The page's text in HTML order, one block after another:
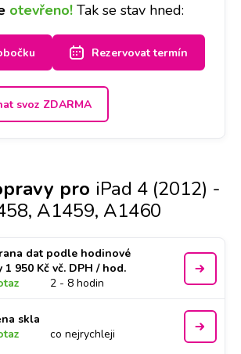
otevřeno! Tak se stav hned:
Rezervovat termín
svoz ZDARMA
pro iPad 4 (2012) -
A1459, A1460
dat podle hodinové
1 950 Kč vč. DPH / hod.
2 - 8 hodin
skla
co nejrychleji